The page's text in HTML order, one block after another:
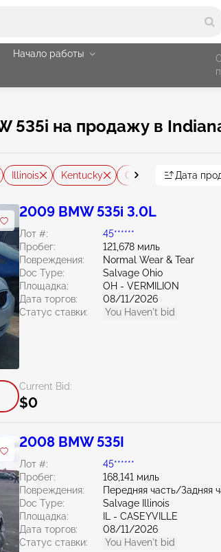
Начало работы
535i на продажу в
Illinois Kentucky Ohio Reset All
Дата
2009 BMW 535i 3.0L
Лот #:
45******
Пробег:
121,678 миль
Повреждения:
Normal Wear & Tear
Doc Type:
Salvage Ohio
Площадка:
OH - VERMILION
Дата торгов:
08/11/2026
Статус ставки:
You Haven't bid
Current Bid:
$0
2008 BMW 535I
Лот #:
45******
Пробег:
168,141 миль
Повреждения:
Передняя часть/Задняя
Doc Type:
Salvage Illinois
Площадка:
IL - CASEYVILLE
Дата торгов:
08/11/2026
Статус ставки:
You Haven't bid